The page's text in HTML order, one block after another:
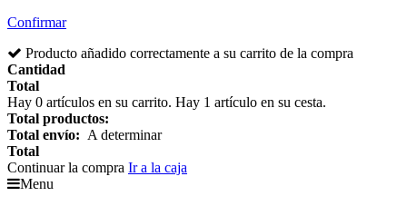
Confirmar
Producto añadido correctamente a su carrito de la compra
Cantidad
Total
Hay 0 artículos en su carrito. Hay 1 artículo en su cesta.
Total productos:
Total envío: A determinar
Total
Continuar la compra Ir a la caja
Menu